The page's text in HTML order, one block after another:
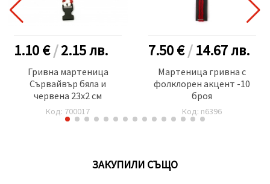
1.10 €/2.15лв.
Гривна мартеница
Сървайвър бяла и
червена 23x2 см
Код: 700017
7.50 €/14.67лв.
Мартеница гривна с
фолклорен акцент -10
броя
Код: n6396
ЗАКУПИЛИ СЪЩО